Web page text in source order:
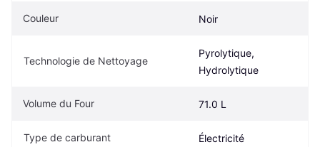
Couleur Noir
Technologie de Nettoyage
Pyrolytique,
Hydrolytique
Volume du Four 71.0 L
Type de carburant Électricité